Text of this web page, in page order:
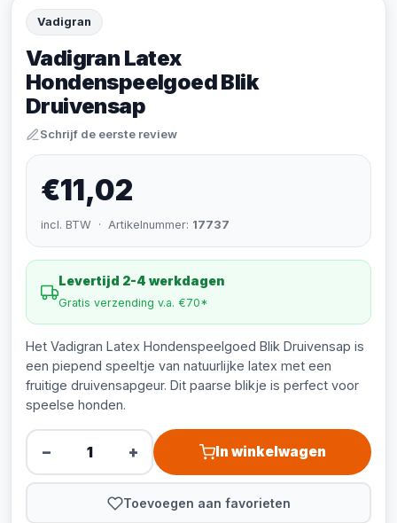
Vadigran
Vadigran Latex
Hondenspeelgoed Blik
Druivensap
Schrijf de eerste review
€11,02
incl. BTW · Artikelnummer: 17737
Levertijd 2-4 werkdagen
Gratis verzending v.a. €70*
Het Vadigran Latex Hondenspeelgoed Blik Druivensap is
een piepend speeltje van natuurlijke latex met een
fruitige druivensapgeur. Dit paarse blikje is perfect voor
speelse honden.
− + In winkelwagen
Toevoegen aan favorieten